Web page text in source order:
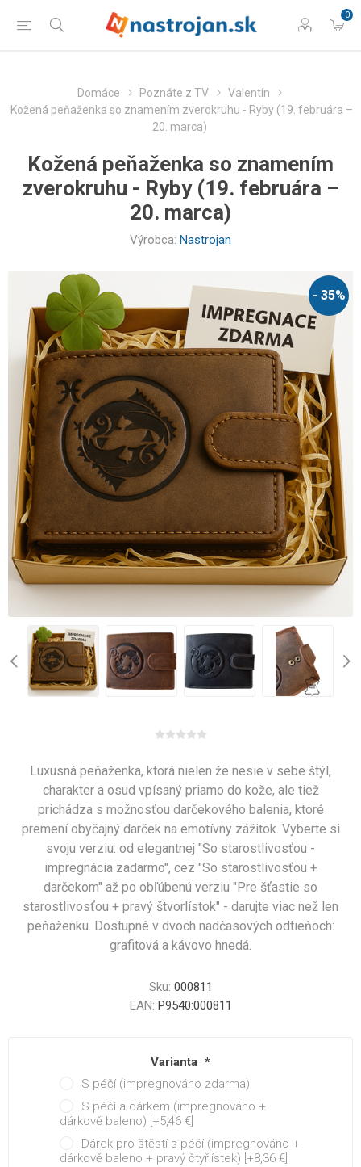
0
Domáce Poznáte z TV
Valentín
Kožená peňaženka so znamením zverokruhu - Ryby (19. februára –
20. marca)
Kožená peňaženka so znamením
zverokruhu - Ryby (19. februára –
20. marca)
Výrobca: Nastrojan
- 35%
Luxusná peňaženka, ktorá nielen že nesie v sebe štýl,
charakter a osud vpísaný priamo do kože, ale tiež
prichádza s možnosťou darčekového balenia, ktoré
premení obyčajný darček na emotívny zážitok. Vyberte si
svoju verziu: od elegantnej "So starostlivosťou -
impregnácia zadarmo", cez "So starostlivosťou +
darčekom" až po obľúbenú verziu "Pre šťastie so
starostlivosťou + pravý štvorlístok" - darujte viac než len
peňaženku. Dostupné v dvoch nadčasových odtieňoch:
grafitová a kávovo hnedá.
Sku: 000811
EAN: P9540:000811
Varianta *
S péčí (impregnováno zdarma)
S péčí a dárkem (impregnováno +
dárkově baleno) [+5,46 €]
Dárek pro štěstí s péčí (impregnováno +
dárkově baleno + pravý čtyřlístek) [+8,36 €]